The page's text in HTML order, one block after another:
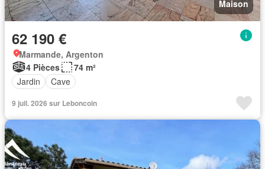
Maison
62 190 €
Marmande, Argenton
4 Pièces
74 m²
Jardin
Cave
9 juil. 2026 sur Leboncoin